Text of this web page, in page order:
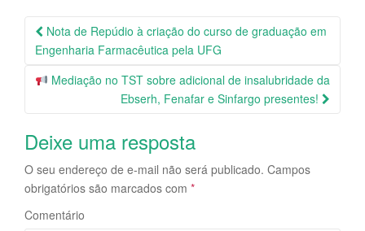
Navegação da Postagem
Nota de Repúdio à criação do curso de graduação em
Engenharia Farmacêutica pela UFG
Mediação no TST sobre adicional de insalubridade da
Ebserh, Fenafar e Sinfargo presentes!
Deixe uma resposta
O seu endereço de e-mail não será publicado. Campos
obrigatórios são marcados com *
Comentário